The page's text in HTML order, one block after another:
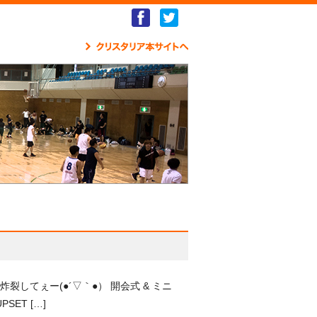
Facebook
裂してぇー(●´▽｀●） 開会式 & ミニ
[…]